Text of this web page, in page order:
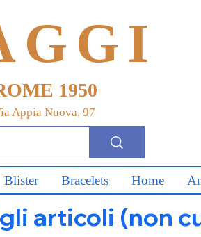
1950
Appia Nuova, 97
Blister Bracelets Home
articoli (non